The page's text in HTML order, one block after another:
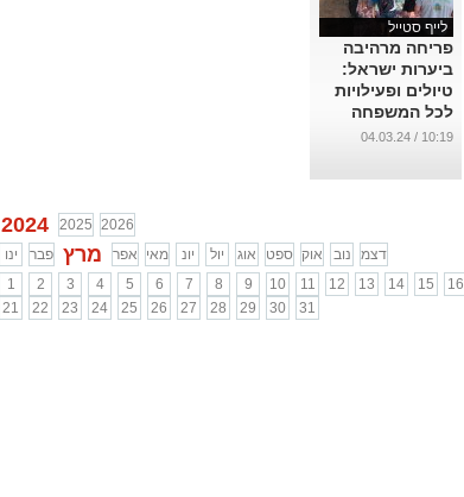
לייף סטייל
פריחה מרהיבה
ביערות ישראל:
טיולים ופעילויות
לכל המשפחה
בחודש מרץ
10:19 / 04.03.24
2024 2025 2026
ינו
פבר מרץ אפר מאי יונ יול אוג ספט אוק נוב
דצמ
1
2 3 4 5 6 7 8 9 10 11 12 13 14 15 16
21
22 23 24 25 26 27 28 29 30 31